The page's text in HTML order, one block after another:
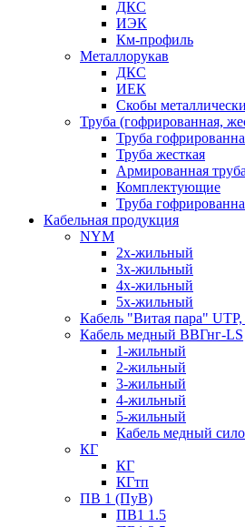
ДКС
ИЭК
Км-профиль
Металлорукав
ДКС
ИЕК
Скобы
Труба (гофрированная,
Труба
Труба жесткая
Армированная труба
Комплектующие
Труба
Кабельная продукция
NYM
2х-жильный
3х-жильный
4х-жильный
5х-жильный
Кабель "Витая пара"
Кабель медный ВВГнг-LS
1-жильный
2-жильный
3-жильный
4-жильный
5-жильный
Кабель медный
КГ
КГ
КГтп
ПВ 1 (ПуВ)
ПВ1 1.5